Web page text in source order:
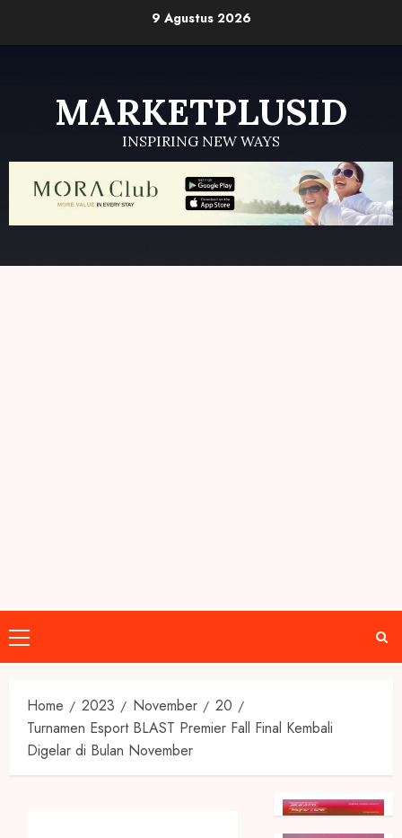
9 Agustus 2026
MARKETPLUSID
INSPIRING NEW WAYS
Primary
Menu
Home 2023 November
20
Turnamen Esport BLAST Premier Fall Final Kembali
Digelar di Bulan November